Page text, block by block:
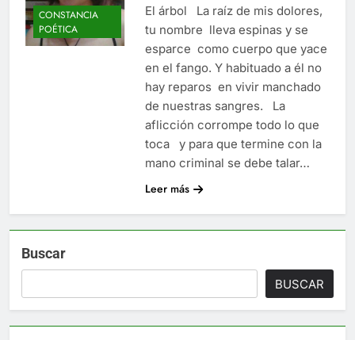
CONSTANCIA
POÉTICA
El árbol La raíz de mis dolores,
tu nombre lleva espinas y se
esparce como cuerpo que yace
en el fango. Y habituado a él no
hay reparos en vivir manchado
de nuestras sangres. La
aflicción corrompe todo lo que
toca y para que termine con la
mano criminal se debe talar…
Leer más
Buscar
BUSCAR